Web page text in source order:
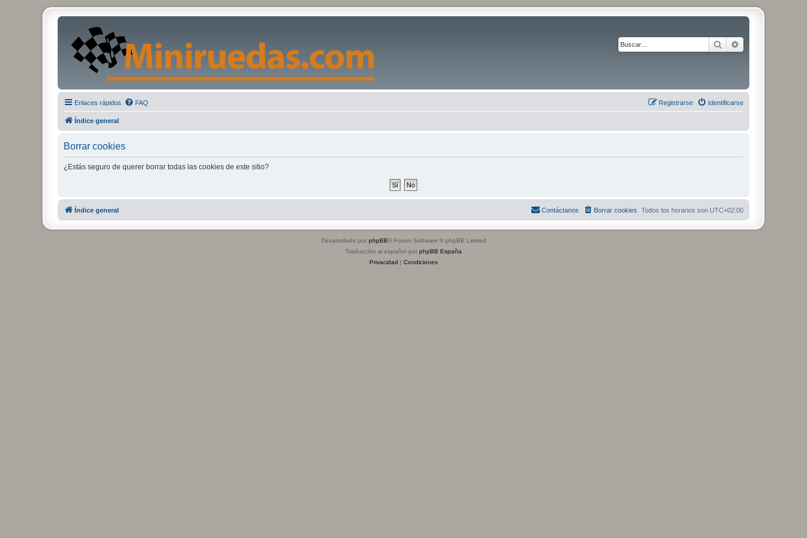
Buscar
Enlaces rápidos FAQ Identificarse
Registrarse
Índice general
Borrar cookies
¿Estás seguro de querer borrar todas las cookies de este sitio?
Índice general Todos los horarios son UTC+02:00
Borrar cookies
Contáctanos
Desarrollado por phpBB® Forum Software © phpBB Limited
Traducción al español por phpBB España
Privacidad | Condiciones